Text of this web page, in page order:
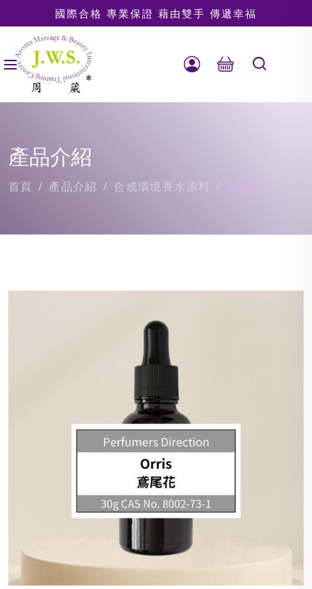
國際合格 專業保證 藉由雙手 傳遞幸福
產品介紹
首頁 產品介紹 合成環境香水原料 鳶尾花